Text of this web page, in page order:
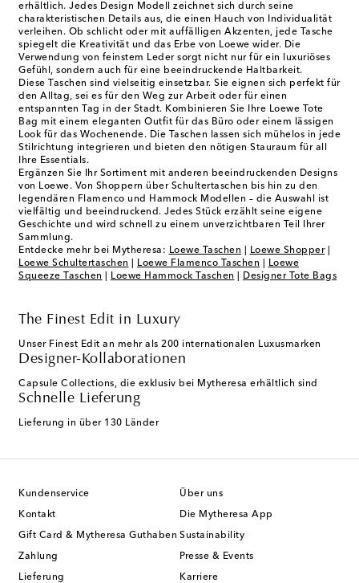
erhältlich. Jedes Design Modell zeichnet sich durch seine
charakteristischen Details aus, die einen Hauch von Individualität
verleihen. Ob schlicht oder mit auffälligen Akzenten, jede Tasche
spiegelt die Kreativität und das Erbe von Loewe wider. Die
Verwendung von feinstem Leder sorgt nicht nur für ein luxuriöses
Gefühl, sondern auch für eine beeindruckende Haltbarkeit.
Diese Taschen sind vielseitig einsetzbar. Sie eignen sich perfekt für
den Alltag, sei es für den Weg zur Arbeit oder für einen
entspannten Tag in der Stadt. Kombinieren Sie Ihre Loewe Tote
Bag mit einem eleganten Outfit für das Büro oder einem lässigen
Look für das Wochenende. Die Taschen lassen sich mühelos in jede
Stilrichtung integrieren und bieten den nötigen Stauraum für all
Ihre Essentials.
Ergänzen Sie Ihr Sortiment mit anderen beeindruckenden Designs
von Loewe. Von Shoppern über Schultertaschen bis hin zu den
legendären Flamenco und Hammock Modellen – die Auswahl ist
vielfältig und beeindruckend. Jedes Stück erzählt seine eigene
Geschichte und wird schnell zu einem unverzichtbaren Teil Ihrer
Sammlung.
Entdecke mehr bei Mytheresa: Loewe Taschen Loewe Shopper|
Loewe Schultertaschen
Loewe Flamenco Taschen
Loewe
Squeeze Taschen
Loewe Hammock Taschen Designer Tote Bags
The Finest Edit in Luxury
Unser Finest Edit an mehr als 200 internationalen Luxusmarken
Designer-Kollaborationen
Capsule Collections, die exklusiv bei Mytheresa erhältlich sind
Schnelle Lieferung
Lieferung in über 130 Länder
Kundenservice
Kontakt
Gift Card & Mytheresa Guthaben
Zahlung
Lieferung
Über uns
Die Mytheresa App
Sustainability
Presse & Events
Karriere